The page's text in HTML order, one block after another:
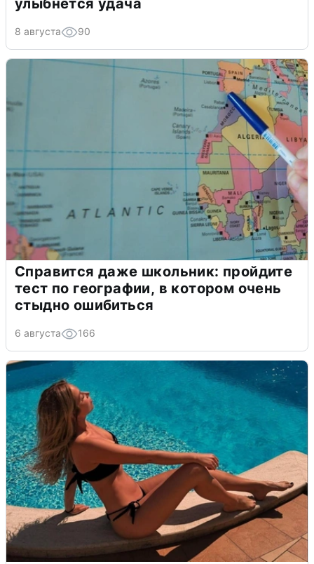
улыбнется удача
8 августа 90
Справится даже школьник: пройдите
тест по географии, в котором очень
стыдно ошибиться
6 августа 166